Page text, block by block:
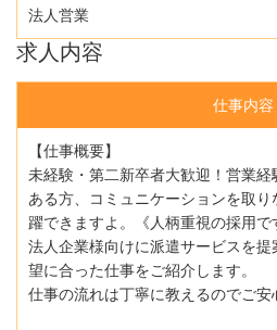
法人営業
求人内容
仕事内容
【仕事概要】
未経験・第二新卒者大歓迎！営業
ある方、コミュニケーションを取
躍できますよ。《人柄重視の採用で
法人企業様向けに派遣サービスを
望に合った仕事をご紹介します。
仕事の流れは丁寧に教えるのでご安